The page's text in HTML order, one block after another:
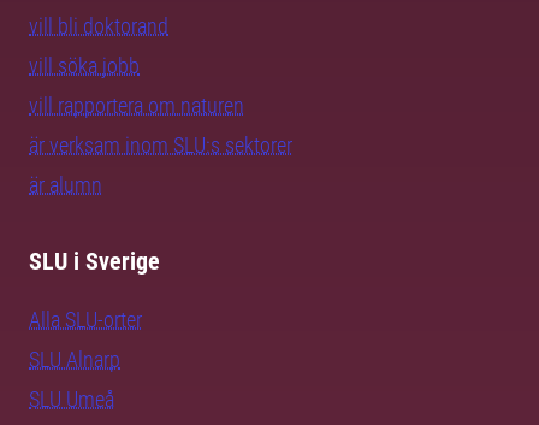
vill bli doktorand
vill söka jobb
vill rapportera om naturen
är verksam inom SLU:s sektorer
är alumn
SLU i Sverige
Alla SLU-orter
SLU Alnarp
SLU Umeå